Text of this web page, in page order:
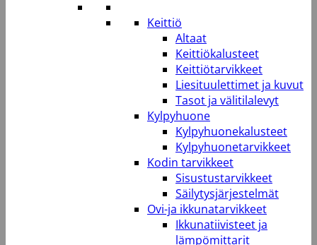
Keittiö
Altaat
Keittiökalusteet
Keittiötarvikkeet
Liesituulettimet ja kuvut
Tasot ja välitilalevyt
Kylpyhuone
Kylpyhuonekalusteet
Kylpyhuonetarvikkeet
Kodin tarvikkeet
Sisustustarvikkeet
Säilytysjärjestelmät
Ovi-ja ikkunatarvikkeet
Ikkunatiivisteet ja
lämpömittarit